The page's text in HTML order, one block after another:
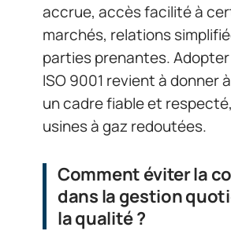
accrue, accès facilité à
marchés, relations
parties prenantes.
ISO 9001 revient à donner
un cadre fiable et
usines à gaz redoutées.
Comment éviter la
dans la gestion
la qualité ?